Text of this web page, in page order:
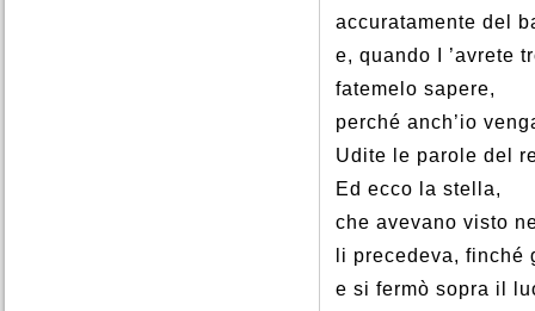
accuratamente del
e, quando I ’avrete
fatemelo sapere,
perché anch’io
Udite le parole del
Ed ecco la stella,
che avevano visto
li precedeva, finché
e si fermò sopra il